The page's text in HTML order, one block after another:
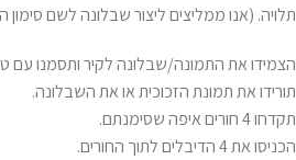
תלויה. (אנו ממליצים ליצור שבלונה לשם סימון
הצמידו את התמונה/שבלונה לקיר ותסמנו עם
תורידו את תמונת הזכוכית או את השבלונה.
תקדחו 4 חורים איפה שסימנתם.
הכניסו את 4 הדיבלים לתוך החורים.